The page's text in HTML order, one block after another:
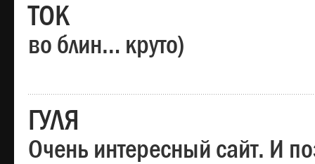
ТОК
во блин… круто)
ГУЛЯ
Очень интересный сайт. И